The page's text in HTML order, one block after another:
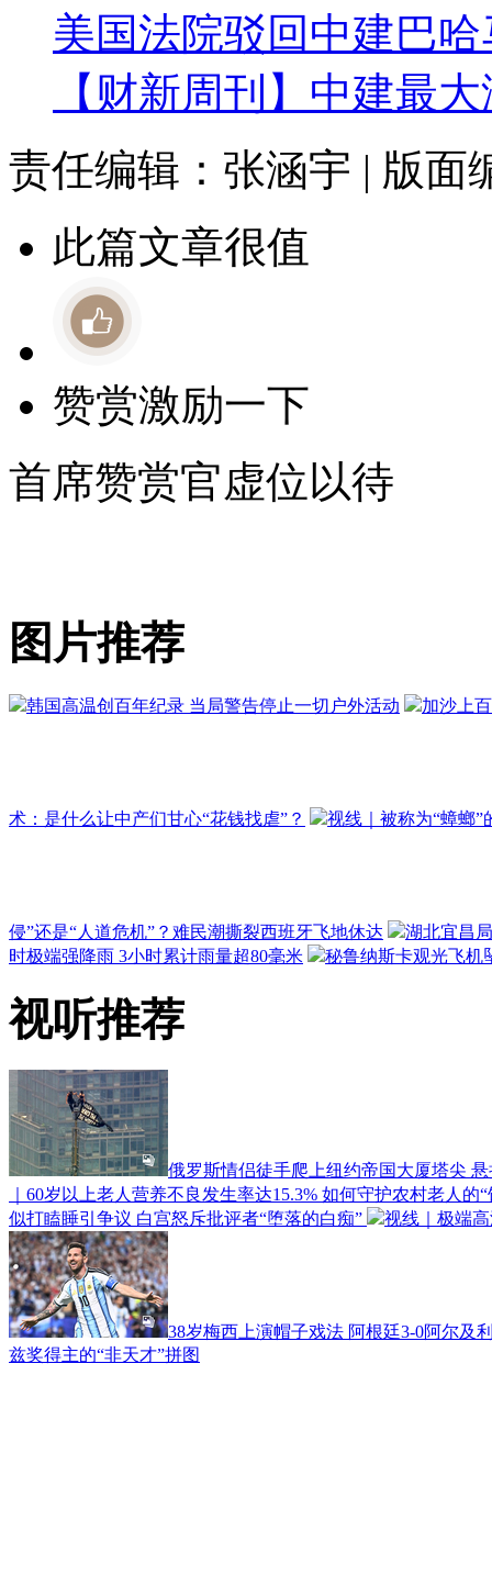
美国法院驳回中建巴
【财新周刊】中建最
责任编辑：张涵宇 | 版面
此篇文章很值
赞赏激励一下
首席赞赏官虚位以待
图片推荐
韩国高温创百年纪录 当局警告停止一切户外活动 加沙上
术：是什么让中产们甘心“花钱找虐”？ 视线｜被称为“蟑螂
侵”还是“人道危机”？难民潮撕裂西班牙飞地休达
湖北宜昌
时极端强降雨 3小时累计雨量超80毫米
秘鲁纳斯卡观光飞机
视听推荐
俄罗斯情侣徒手爬上纽约帝国大厦塔尖
｜60岁以上老人营养不良发生率达15.3% 如何守护农村老人的
似打瞌睡引争议 白宫怒斥批评者“堕落的白痴”
视线｜极端
38岁梅西上演帽子戏法 阿根廷3-0阿尔及
兹奖得主的“非天才”拼图